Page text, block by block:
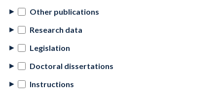
Other publications
Research data
Legislation
Doctoral dissertations
Instructions